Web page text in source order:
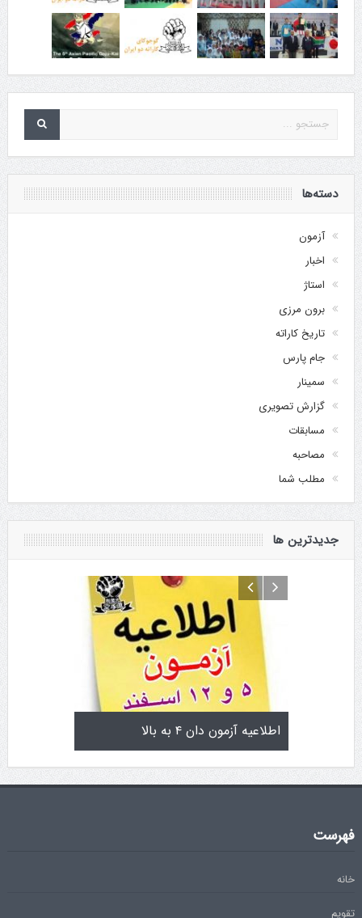
دسته‌ها
آزمون
اخبار
استاژ
برون مرزی
تاریخ کاراته
جام پارس
سمینار
گزارش تصویری
مسابقات
مصاحبه
مطلب شما
جدیدترین ها
تولد کایچو سن سی گوگن یاماگوچی
فهرست
خانه
تقویم